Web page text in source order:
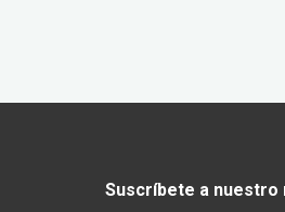
Suscríbete a